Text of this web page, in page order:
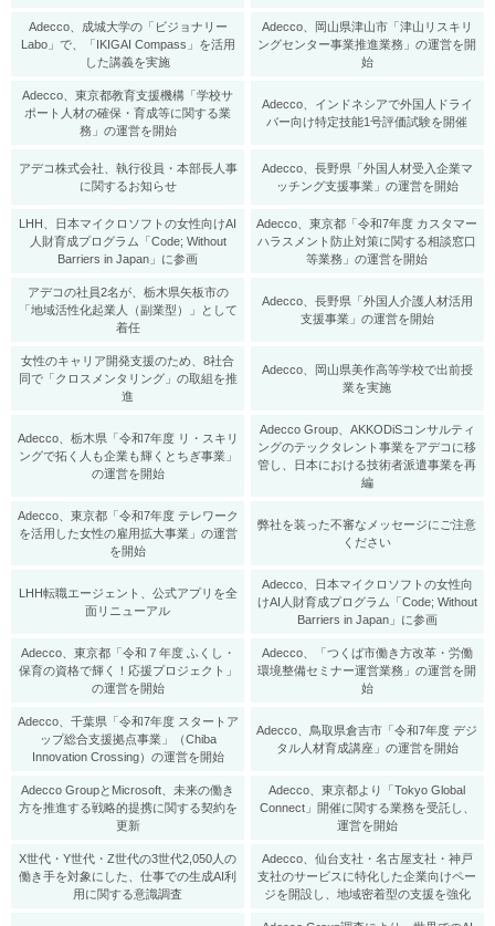
Adecco、成城大学の「ビジョナリー
Labo」で、「IKIGAI Compass」を活用
した講義を実施
Adecco、岡山県津山市「津山リスキリ
ングセンター事業推進業務」の運営を開
始
Adecco、東京都教育支援機構「学校サ
ポート人材の確保・育成等に関する業
務」の運営を開始
Adecco、インドネシアで外国人ドライ
バー向け特定技能1号評価試験を開催
アデコ株式会社、執行役員・本部長人事
に関するお知らせ
Adecco、長野県「外国人材受入企業マ
ッチング支援事業」の運営を開始
LHH、日本マイクロソフトの女性向けAI
人財育成プログラム「Code; Without
Barriers in Japan」に参画
Adecco、東京都「令和7年度 カスタマー
ハラスメント防止対策に関する相談窓口
等業務」の運営を開始
アデコの社員2名が、栃木県矢板市の
「地域活性化起業人（副業型）」として
着任
Adecco、長野県「外国人介護人材活用
支援事業」の運営を開始
女性のキャリア開発支援のため、8社合
同で「クロスメンタリング」の取組を推
進
Adecco、岡山県美作高等学校で出前授
業を実施
Adecco、栃木県「令和7年度 リ・スキリ
ングで拓く人も企業も輝くとちぎ事業」
の運営を開始
Adecco Group、AKKODiSコンサルティ
ングのテックタレント事業をアデコに移
管し、日本における技術者派遣事業を再
編
Adecco、東京都「令和7年度 テレワーク
を活用した女性の雇用拡大事業」の運営
を開始
弊社を装った不審なメッセージにご注意
ください
LHH転職エージェント、公式アプリを全
面リニューアル
Adecco、日本マイクロソフトの女性向
けAI人財育成プログラム「Code; Without
Barriers in Japan」に参画
Adecco、東京都「令和７年度 ふくし・
保育の資格で輝く！応援プロジェクト」
の運営を開始
Adecco、「つくば市働き方改革・労働
環境整備セミナー運営業務」の運営を開
始
Adecco、千葉県「令和7年度 スタートア
ップ総合支援拠点事業」（Chiba
Innovation Crossing）の運営を開始
Adecco、鳥取県倉吉市「令和7年度 デジ
タル人材育成講座」の運営を開始
Adecco GroupとMicrosoft、未来の働き
方を推進する戦略的提携に関する契約を
更新
Adecco、東京都より「Tokyo Global
Connect」開催に関する業務を受託し、
運営を開始
X世代・Y世代・Z世代の3世代2,050人の
働き手を対象にした、仕事での生成AI利
用に関する意識調査
Adecco、仙台支社・名古屋支社・神戸
支社のサービスに特化した企業向けペー
ジを開設し、地域密着型の支援を強化